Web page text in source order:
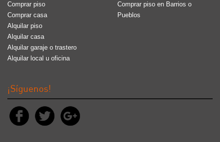
Comprar piso
Comprar casa
Alquilar piso
Alquilar casa
Alquilar garaje o trastero
Alquilar local u oficina
Comprar piso en Barrios o
Pueblos
¡Síguenos!